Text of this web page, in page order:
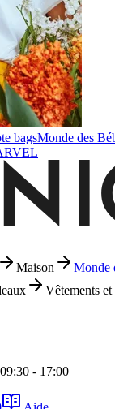
bagsMonde des
Maison Monde
Vêtements et
- 17:00